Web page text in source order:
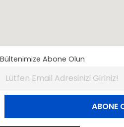
Bültenimize Abone Olun